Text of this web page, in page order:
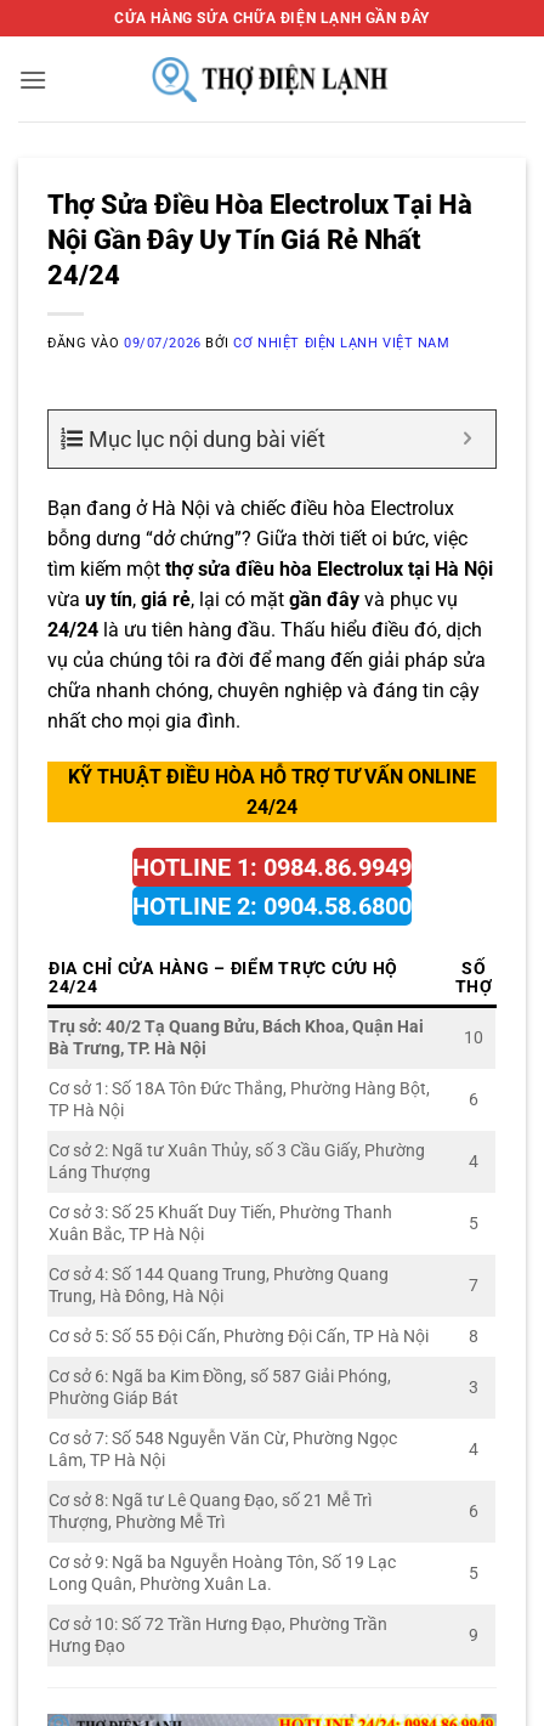
qua
nội
CỬA HÀNG SỬA CHỮA ĐIỆN LẠNH GẦN ĐÂY
Thợ Sửa Điều Hòa Electrolux Tại Hà
Nội Gần Đây Uy Tín Giá Rẻ Nhất
24/24
ĐĂNG VÀO09/07/2026 BỞICƠ NHIỆT ĐIỆN LẠNH VIỆT NAM
Mục lục nội dung bài viết
Bạn đang ở Hà Nội và chiếc điều hòa Electrolux
bỗng dưng “dở chứng”? Giữa thời tiết oi bức, việc
tìm kiếm một thợ sửa điều hòa Electrolux tại Hà Nội
vừa uy tín, giá rẻ, lại có mặt gần đây và phục vụ
24/24 là ưu tiên hàng đầu. Thấu hiểu điều đó, dịch
vụ của chúng tôi ra đời để mang đến giải pháp sửa
chữa nhanh chóng, chuyên nghiệp và đáng tin cậy
nhất cho mọi gia đình.
KỸ THUẬT ĐIỀU HÒA HỖ TRỢ TƯ VẤN ONLINE
24/24
HOTLINE 1: 0984.86.9949
HOTLINE 2: 0904.58.6800
ĐIA CHỈ CỬA HÀNG – ĐIỂM TRỰC CỨU HỘ
24/24
SỐ
THỢ
Trụ sở: 40/2 Tạ Quang Bửu, Bách Khoa, Quận Hai
Bà Trưng, TP. Hà Nội
10
Cơ sở 1: Số 18A Tôn Đức Thắng, Phường Hàng Bột,
TP Hà Nội
6
Cơ sở 2: Ngã tư Xuân Thủy, số 3 Cầu Giấy, Phường
Láng Thượng
4
Cơ sở 3: Số 25 Khuất Duy Tiến, Phường Thanh
Xuân Bắc, TP Hà Nội
5
Cơ sở 4: Số 144 Quang Trung, Phường Quang
Trung, Hà Đông, Hà Nội
7
Cơ sở 5: Số 55 Đội Cấn, Phường Đội Cấn, TP Hà Nội
8
Cơ sở 6: Ngã ba Kim Đồng, số 587 Giải Phóng,
Phường Giáp Bát
3
Cơ sở 7: Số 548 Nguyễn Văn Cừ, Phường Ngọc
Lâm, TP Hà Nội
4
Cơ sở 8: Ngã tư Lê Quang Đạo, số 21 Mễ Trì
Thượng, Phường Mễ Trì
6
Cơ sở 9: Ngã ba Nguyễn Hoàng Tôn, Số 19 Lạc
Long Quân, Phường Xuân La.
5
Cơ sở 10: Số 72 Trần Hưng Đạo, Phường Trần
Hưng Đạo
9